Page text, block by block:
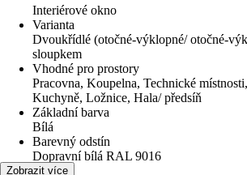
Interiérové okno
Varianta
Dvoukřídlé (otočné-výklopné/ otočné-
sloupkem
Vhodné pro prostory
Pracovna, Koupelna, Technické
Kuchyně, Ložnice, Hala/ předsíň
Základní barva
Bílá
Barevný odstín
Dopravní bílá RAL 9016
Šířka
Zobrazit více